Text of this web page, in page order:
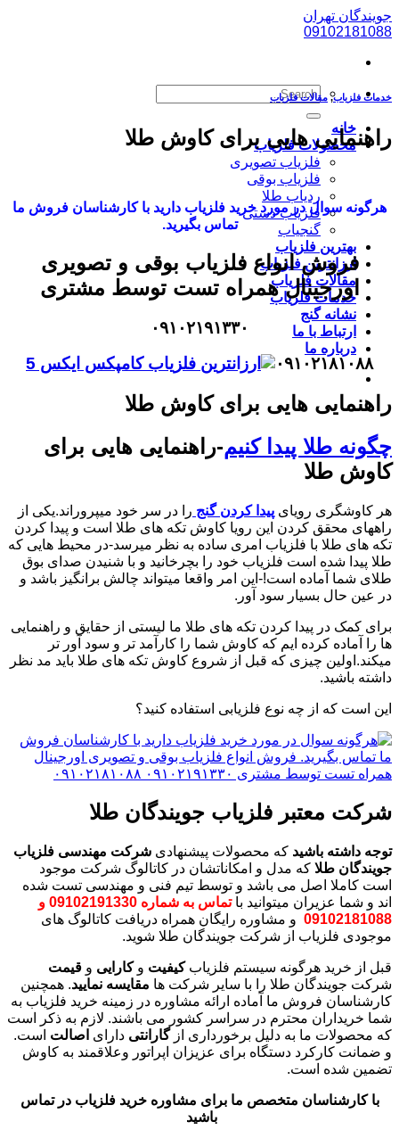
پرش
به
جویندگان تهران
09102181088
خانه
محصولات فلزیاب
فلزیاب تصویری
فلزیاب بوقی
ردیاب طلا
فلزیاب دستی
گنجیاب
بهترین فلزیاب
ارزانترین فلزیاب
مقالات فلزیاب
خدمات فلزیاب
نشانه گنج
ارتباط با ما
درباره ما
خدمات فلزیاب,مقالات فلزیاب
راهنمایی هایی برای کاوش طلا
هرگونه سوال در مورد خرید فلزیاب دارید با کارشناسان فروش ما
تماس بگیرید.
فروش انواع فلزیاب بوقی و تصویری
اورجینال همراه تست توسط مشتری
۰۹۱۰۲۱۹۱۳۳۰
۰۹۱۰۲۱۸۱۰۸۸
راهنمایی هایی برای کاوش طلا
چگونه طلا پیدا کنیم-راهنمایی هایی برای
کاوش طلا
هر کاوشگری رویای پیدا کردن گنج را در سر خود میپروراند.یکی از
راههای محقق کردن این رویا کاوش تکه های طلا است و پیدا کردن
تکه های طلا با فلزیاب امری ساده به نظر میرسد-در محیط هایی که
طلا پیدا شده است فلزیاب خود را بچرخانید و با شنیدن صدای بوق
طلای شما آماده است!-این امر واقعا میتواند چالش برانگیز باشد و
در عین حال بسیار سود آور.
برای کمک در پیدا کردن تکه های طلا ما لیستی از حقایق و راهنمایی
ها را آماده کرده ایم که کاوش شما را کارآمد تر و سود آور تر
میکند.اولین چیزی که قبل از شروع کاوش تکه های طلا باید مد نظر
داشته باشید.
این است که از چه نوع فلزیابی استفاده کنید؟
شرکت معتبر فلزیاب جویندگان طلا
توجه داشته باشید که محصولات پیشنهادی شرکت مهندسی فلزیاب
جویندگان طلا که مدل و امکاناتشان در کاتالوگ شرکت موجود
است کاملا اصل می باشد و توسط تیم فنی و مهندسی تست شده
اند و شما عزیران میتوانید با
تماس به شماره 09102191330 و
09102181088 و مشاوره رایگان همراه دریافت کاتالوگ های
موجودی فلزیاب از شرکت جویندگان طلا شوید.
قبل از خرید هرگونه سیستم فلزیابکیفیت وکارایی و قیمت
شرکت جویندگان طلا را با سایر شرکت ها مقایسه نمایید. همچنین
کارشناسان فروش ما آماده ارائه مشاوره در زمینه خرید فلزیاب به
شما خریداران محترم در سراسر کشور می باشند. لازم به ذکر است
که محصولات ما به دلیل برخورداری ازگارانتی دارای اصالت است.
و ضمانت کارکرد دستگاه برای عزیزان اپراتور وعلاقمند به کاوش
تضمین شده است.
با کارشناسان متخصص ما برای مشاوره خرید فلزیاب در تماس
باشید